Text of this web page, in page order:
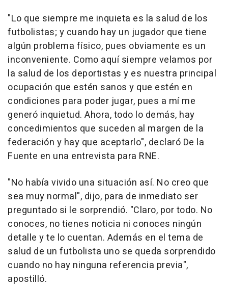
"Lo que siempre me inquieta es la salud de los
futbolistas; y cuando hay un jugador que tiene
algún problema físico, pues obviamente es un
inconveniente. Como aquí siempre velamos por
la salud de los deportistas y es nuestra principal
ocupación que estén sanos y que estén en
condiciones para poder jugar, pues a mí me
generó inquietud. Ahora, todo lo demás, hay
concedimientos que suceden al margen de la
federación y hay que aceptarlo", declaró De la
Fuente en una entrevista para RNE.
"No había vivido una situación así. No creo que
sea muy normal", dijo, para de inmediato ser
preguntado si le sorprendió. "Claro, por todo. No
conoces, no tienes noticia ni conoces ningún
detalle y te lo cuentan. Además en el tema de
salud de un futbolista uno se queda sorprendido
cuando no hay ninguna referencia previa",
apostilló.